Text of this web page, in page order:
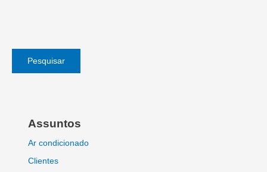
Pesquisar
Assuntos
Ar condicionado
Clientes